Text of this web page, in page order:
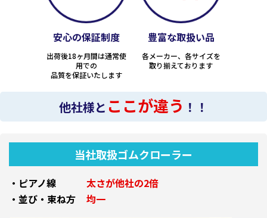
安心の保証制度
出荷後18ヶ月間は通常使
用での
品質を保証いたします
豊富な取扱い品
各メーカー、各サイズを
取り揃えております
他社様と ここが違う ！！
当社取扱ゴムクローラー
・ピアノ線
太さが他社の2倍
・並び・束ね方
均一